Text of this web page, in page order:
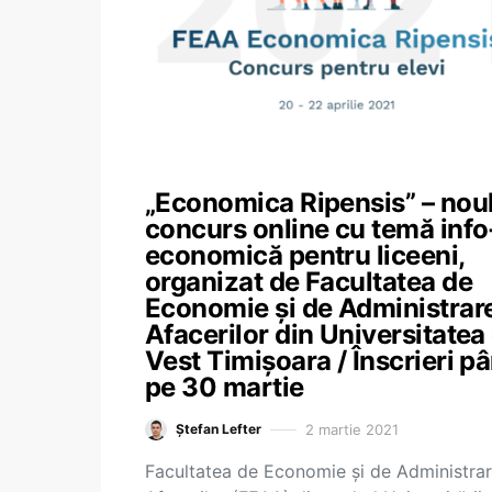
„Economica Ripensis” – noul
concurs online cu temă
economică pentru liceeni,
organizat de Facultatea de
Economie și de
Afacerilor din Universitatea
Vest Timișoara / Înscrieri
pe 30 martie
Ștefan Lefter 2 martie 2021
Facultatea de Economie și de